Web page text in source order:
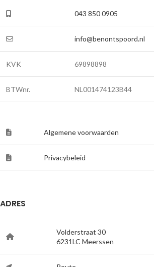
043 850 0905
info@benontspoord.nl
KVK 69898898
BTWnr. NL001474123B44
Algemene voorwaarden
Privacybeleid
ADRES
Volderstraat 30
6231LC Meerssen